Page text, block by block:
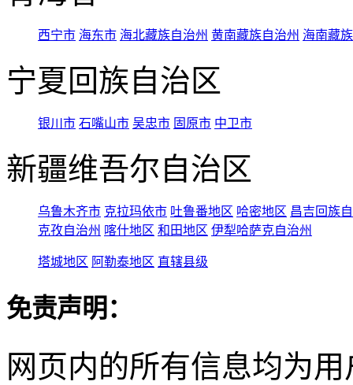
西宁市 海东市 海北藏族自治州 黄南藏族自治州 海南藏
宁夏回族自治区
银川市 石嘴山市 吴忠市 固原市 中卫市
新疆维吾尔自治区
乌鲁木齐市 克拉玛依市 吐鲁番地区 哈密地区 昌吉回族
克孜自治州 喀什地区 和田地区 伊犁哈萨克自治州
塔城地区 阿勒泰地区 直辖县级
免责声明：
网页内的所有信息均为